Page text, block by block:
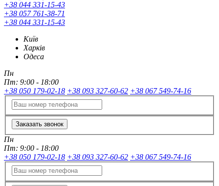
+38 044 331-15-43
+38 057 761-38-71
+38 044 331-15-43
Київ
Харків
Одеса
Пн
Пт: 9:00 - 18:00
+38 050 179-02-18 +38 093 327-60-62 +38 067 549-74-16
Заказать звонок
Пн
Пт: 9:00 - 18:00
+38 050 179-02-18 +38 093 327-60-62 +38 067 549-74-16